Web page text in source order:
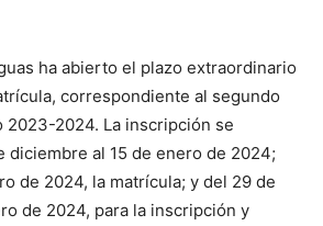
ha abierto el plazo extraordinario
correspondiente al segundo
2023-2024. La inscripción se
diciembre al 15 de enero de 2024;
de 2024, la matrícula; y del 29 de
de 2024, para la inscripción y